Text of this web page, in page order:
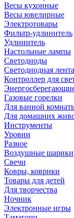
Весы кухонные
Весы ювелирные
Электротовары
Фильтр-удлинитель
Удлинитель
Настольные лампы
Светодиоды
Светодиодная лента
Контроллер для
Газовые горелки
Для ванной
Для домашних
Инструменты
Уровни
Разное
Воздушные шарики
Свечи
Ковры, коврики
Товары для детей
Для творчества
Ночник
Электронные игры